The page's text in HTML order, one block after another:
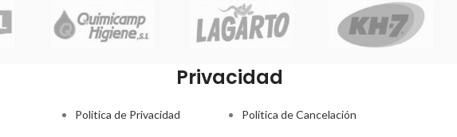
Privacidad
Politica de Privacidad Política de Cancelación